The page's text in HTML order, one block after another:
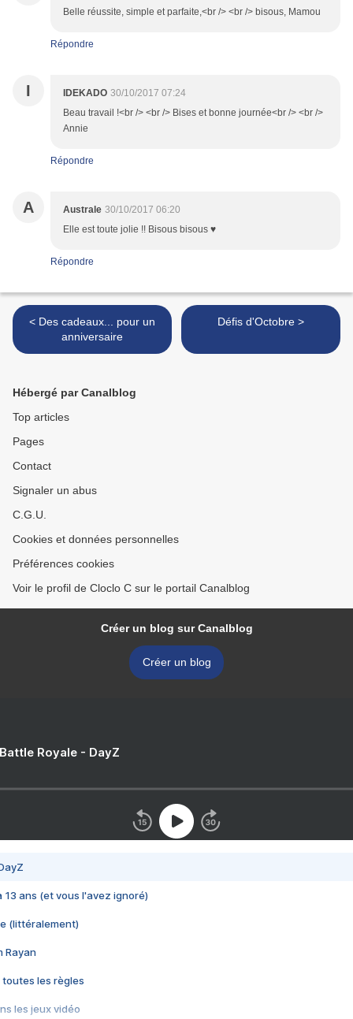
Belle réussite, simple et parfaite,<br /> <br /> bisous, Mamou
Répondre
I IDEKADO 30/10/2017 07:24
Beau travail !<br /> <br /> Bises et bonne journée<br /> <br />
Annie
Répondre
A Australe 30/10/2017 06:20
Elle est toute jolie !! Bisous bisous ♥
Répondre
< Des cadeaux... pour un
anniversaire
Défis d'Octobre >
Hébergé par Canalblog
Top articles
Pages
Contact
Signaler un abus
C.G.U.
Cookies et données personnelles
Préférences cookies
Voir le profil de Cloclo C sur le portail Canalblog
Créer un blog sur Canalblog
Créer un blog
Royale - DayZ
13 ans (et vous l'avez ignoré)
(littéralement)
Rayan
toutes les règles
les jeux vidéo